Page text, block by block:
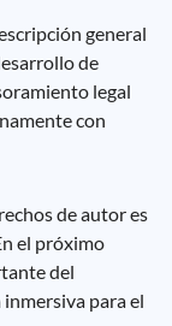
general
de
legal
con
de autor es
el próximo
del
para el